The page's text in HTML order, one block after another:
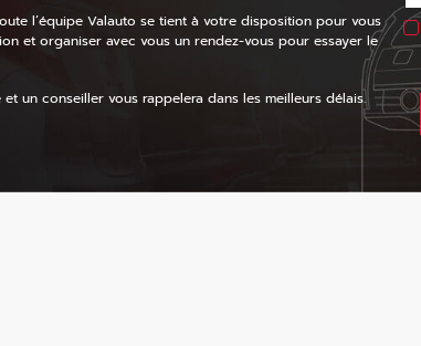
l’équipe Valauto se tient à votre disposition pour vous
et organiser avec vous un rendez-vous pour essayer le
un conseiller vous rappelera dans les meilleurs délais.